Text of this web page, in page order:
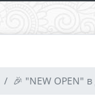
🎉 "NEW OPEN"